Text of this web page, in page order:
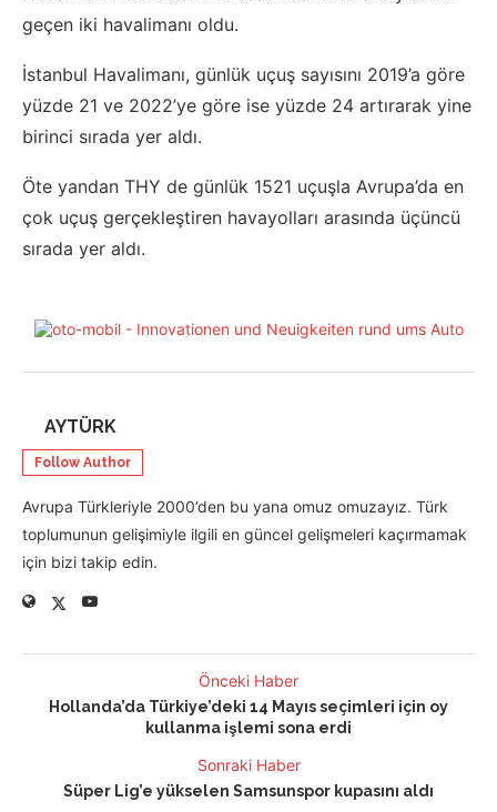
geçen iki havalimanı oldu.
İstanbul Havalimanı, günlük uçuş sayısını 2019’a göre
yüzde 21 ve 2022’ye göre ise yüzde 24 artırarak yine
birinci sırada yer aldı.
Öte yandan THY de günlük 1521 uçuşla Avrupa’da en
çok uçuş gerçekleştiren havayolları arasında üçüncü
sırada yer aldı.
AYTÜRK
Follow Author
Avrupa Türkleriyle 2000’den bu yana omuz omuzayız. Türk
toplumunun gelişimiyle ilgili en güncel gelişmeleri kaçırmamak
için bizi takip edin.
Önceki Haber
Hollanda’da Türkiye’deki 14 Mayıs seçimleri için oy
kullanma işlemi sona erdi
Sonraki Haber
Süper Lig’e yükselen Samsunspor kupasını aldı